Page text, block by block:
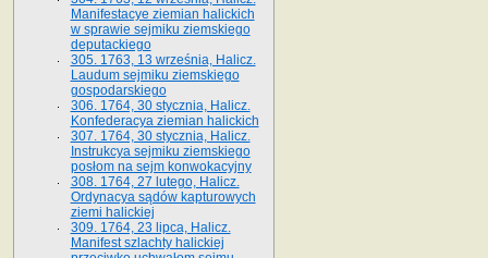
Manifestacye ziemian halickich
w sprawie sejmiku ziemskiego
deputackiego
305. 1763, 13 września, Halicz.
Laudum sejmiku ziemskiego
gospodarskiego
306. 1764, 30 stycznia, Halicz.
Konfederacya ziemian halickich
307. 1764, 30 stycznia, Halicz.
Instrukcya sejmiku ziemskiego
posłom na sejm konwokacyjny
308. 1764, 27 lutego, Halicz.
Ordynacya sądów kapturowych
ziemi halickiej
309. 1764, 23 lipca, Halicz.
Manifest szlachty halickiej